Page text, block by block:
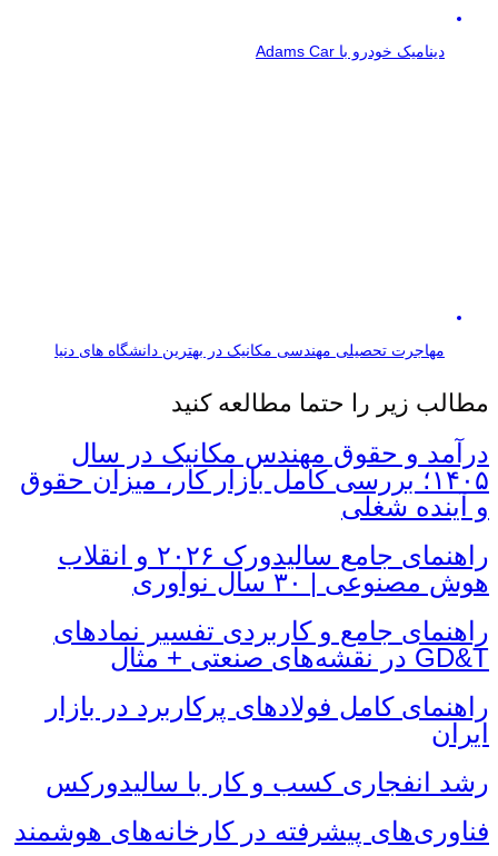
دینامیک خودرو با Adams Car
مهاجرت تحصیلی مهندسی مکانیک در بهترین دانشگاه های دنیا
مطالب زیر را حتما مطالعه کنید
درآمد و حقوق مهندس مکانیک در سال
۱۴۰۵؛ بررسی کامل بازار کار، میزان حقوق
و آینده شغلی
راهنمای جامع سالیدورک ۲۰۲۶ و انقلاب
هوش مصنوعی | ۳۰ سال نوآوری
راهنمای جامع و کاربردی تفسیر نمادهای
GD&T در نقشه‌های صنعتی + مثال
راهنمای کامل فولادهای پرکاربرد در بازار
ایران
رشد انفجاری کسب و کار با سالیدورکس
فناوری‌های پیشرفته در کارخانه‌های هوشمند